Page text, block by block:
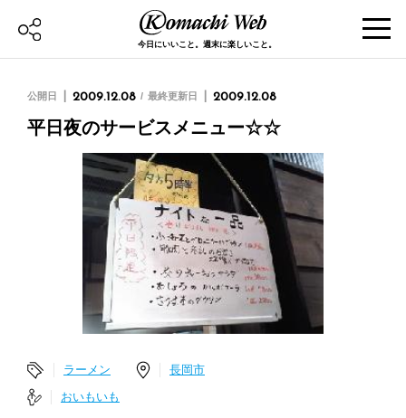
今日にいいこと。週末に楽しいこと。
公開日 2009.12.08 最終更新日 2009.12.08
平日夜のサービスメニュー☆☆
ラーメン
長岡市
おいもいも